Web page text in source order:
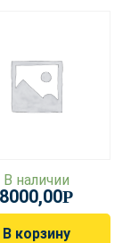
В наличии
8000,00Р
В корзину